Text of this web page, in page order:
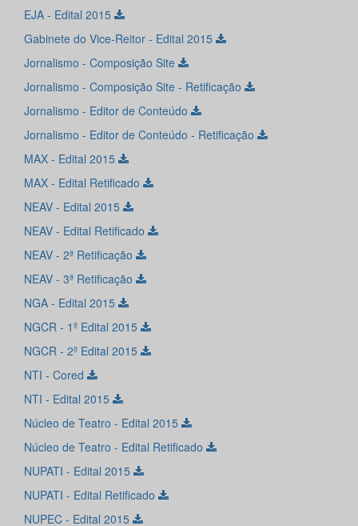
EJA - Edital 2015
Gabinete do Vice-Reitor - Edital 2015
Jornalismo - Composição Site
Jornalismo - Composição Site - Retificação
Jornalismo - Editor de Conteúdo
Jornalismo - Editor de Conteúdo - Retificação
MAX - Edital 2015
MAX - Edital Retificado
NEAV - Edital 2015
NEAV - Edital Retificado
NEAV - 2ª Retificação
NEAV - 3ª Retificação
NGA - Edital 2015
NGCR - 1º Edital 2015
NGCR - 2º Edital 2015
NTI - Cored
NTI - Edital 2015
Núcleo de Teatro - Edital 2015
Núcleo de Teatro - Edital Retificado
NUPATI - Edital 2015
NUPATI - Edital Retificado
NUPEC - Edital 2015